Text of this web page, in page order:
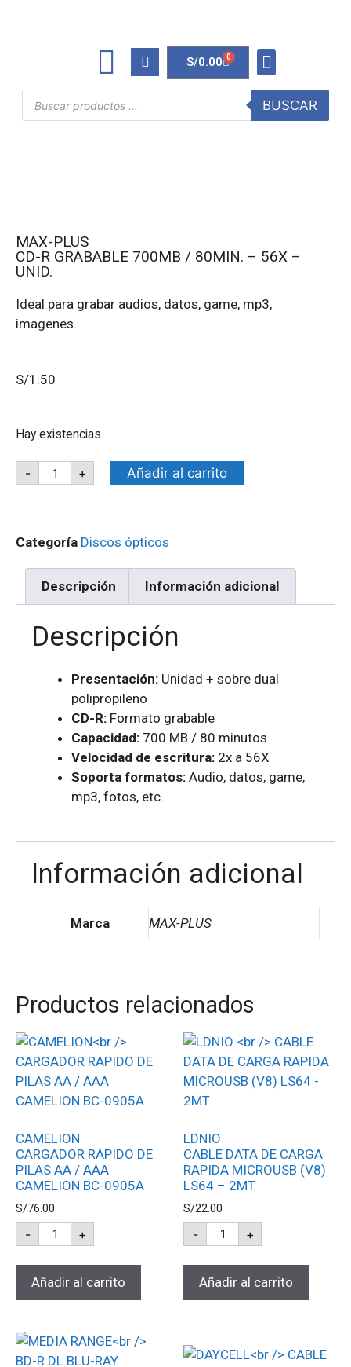
S/0.00 0
BUSCAR
MAX-PLUS
CD-R GRABABLE 700MB / 80MIN. – 56X –
UNID.
Ideal para grabar audios, datos, game, mp3,
imagenes.
S/1.50
Hay existencias
- + Añadir al carrito
Categoría Discos ópticos
Descripción Información adicional
Descripción
Presentación: Unidad + sobre dual
polipropileno
CD-R: Formato grabable
Capacidad: 700 MB / 80 minutos
Velocidad de escritura: 2x a 56X
Soporta formatos: Audio, datos, game,
mp3, fotos, etc.
Información adicional
Marca MAX-PLUS
Productos relacionados
CAMELION
CARGADOR RAPIDO DE
PILAS AA / AAA
CAMELION BC-0905A
S/76.00
- +
Añadir al carrito
LDNIO
CABLE DATA DE CARGA
RAPIDA MICROUSB (V8)
LS64 – 2MT
S/22.00
- +
Añadir al carrito